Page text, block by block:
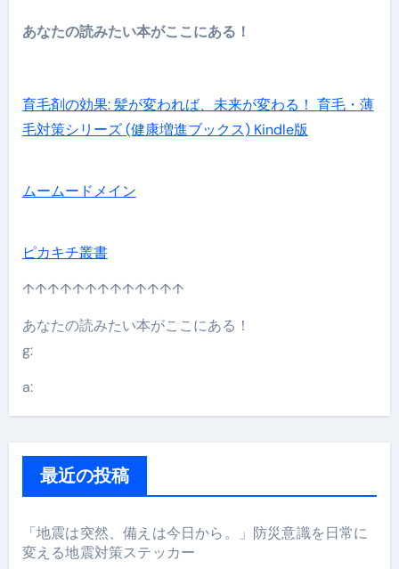
あなたの読みたい本がここにある！
育毛剤の効果: 髪が変われば、未来が変わる！ 育毛・薄
毛対策シリーズ (健康増進ブックス) Kindle版
ムームードメイン
ピカキチ叢書
↑↑↑↑↑↑↑↑↑↑↑↑↑
あなたの読みたい本がここにある！
g:
a:
最近の投稿
「地震は突然、備えは今日から。」防災意識を日常に
変える地震対策ステッカー